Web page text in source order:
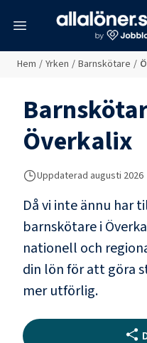
Hem / Yrken / Barnskötare /
Överkalix
Uppdaterad augusti 2026
Då vi inte ännu har
barnskötarei
nationell och
din lön för att göra
mer utförlig.